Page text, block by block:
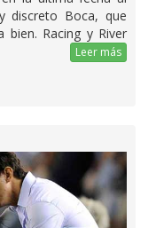
discreto Boca, que
Racing y River
Leer más